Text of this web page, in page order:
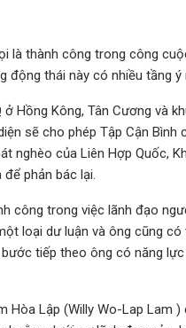
là thành công trong công
động thái này có nhiều tầng ý
Hồng Kông, Tân Cương và
sẽ cho phép Tập Cận Bình
nghèo của Liên Hợp Quốc,
phản bác lại.
công trong việc lãnh đạo
loại dư luận và ông cũng
tiếp theo ông có năng
Hòa Lập (Willy Wo-Lap Lam